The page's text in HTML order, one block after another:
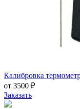
Калибровка
от 3500 ₽
Заказать